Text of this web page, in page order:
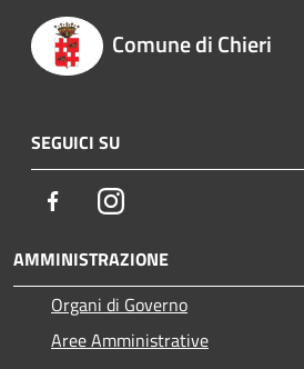
Comune di Chieri
SEGUICI SU
FacebookInstagram
AMMINISTRAZIONE
Organi di Governo
Aree Amministrative